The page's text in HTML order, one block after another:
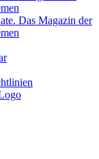
Das Magazin der